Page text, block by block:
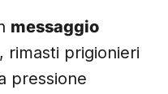
messaggio
, rimasti prigionieri
pressione